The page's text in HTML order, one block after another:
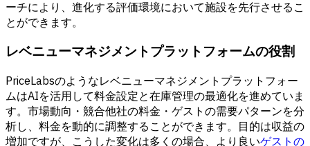
ーチにより、進化する評価環境において施設を先行させるこ
とができます。
レベニューマネジメントプラットフォームの役割
PriceLabsのようなレベニューマネジメントプラットフォー
ムはAIを活用して料金設定と在庫管理の最適化を進めていま
す。市場動向・競合他社の料金・ゲストの需要パターンを分
析し、料金を動的に調整することができます。目的は収益の
増加ですが、こうした変化は多くの場合、より良いゲストの